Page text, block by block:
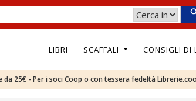
LIBRI SCAFFALI CONSIGLI DI
25€ - Per i soci Coop o con tessera fedeltà